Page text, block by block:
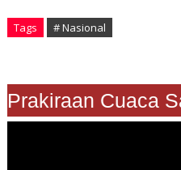
Tags # Nasional
Cuaca